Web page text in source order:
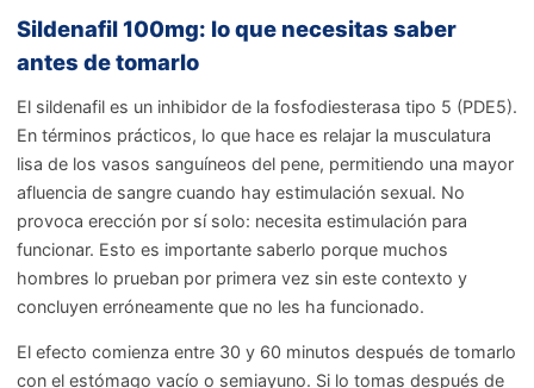
Sildenafil 100mg: lo que necesitas saber
antes de tomarlo
El sildenafil es un inhibidor de la fosfodiesterasa tipo 5 (PDE5).
En términos prácticos, lo que hace es relajar la musculatura
lisa de los vasos sanguíneos del pene, permitiendo una mayor
afluencia de sangre cuando hay estimulación sexual. No
provoca erección por sí solo: necesita estimulación para
funcionar. Esto es importante saberlo porque muchos
hombres lo prueban por primera vez sin este contexto y
concluyen erróneamente que no les ha funcionado.
El efecto comienza entre 30 y 60 minutos después de tomarlo
con el estómago vacío o semiayuno. Si lo tomas después de